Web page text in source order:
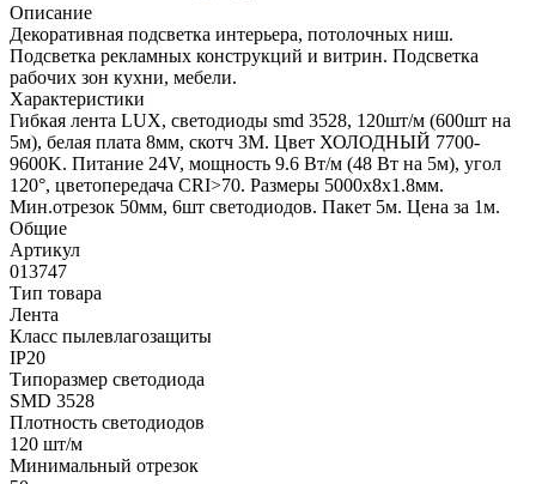
Описание
Декоративная подсветка интерьера, потолочных ниш.
Подсветка рекламных конструкций и витрин. Подсветка
рабочих зон кухни, мебели.
Характеристики
Гибкая лента LUX, светодиоды smd 3528, 120шт/м (600шт на
5м), белая плата 8мм, скотч 3М. Цвет ХОЛОДНЫЙ 7700-
9600K. Питание 24V, мощность 9.6 Вт/м (48 Вт на 5м), угол
120°, цветопередача CRI>70. Размеры 5000х8x1.8мм.
Мин.отрезок 50мм, 6шт светодиодов. Пакет 5м. Цена за 1м.
Общие
Артикул
013747
Тип товара
Лента
Класс пылевлагозащиты
IP20
Типоразмер светодиода
SMD 3528
Плотность светодиодов
120 шт/м
Минимальный отрезок